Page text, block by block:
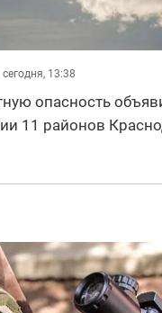
сегодня, 13:38
опасность
11 районов